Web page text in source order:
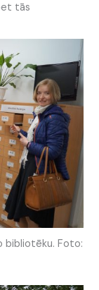
tās
bibliotēku. Foto: